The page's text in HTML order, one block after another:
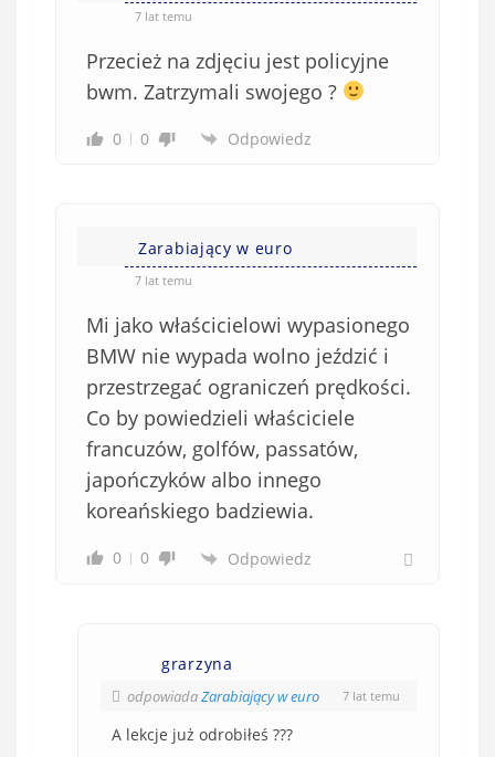
7 lat temu
Przecież na zdjęciu jest policyjne
bwm. Zatrzymali swojego ?
0 0 Odpowiedz
Zarabiający w euro
7 lat temu
Mi jako właścicielowi wypasionego
BMW nie wypada wolno jeździć i
przestrzegać ograniczeń prędkości.
Co by powiedzieli właściciele
francuzów, golfów, passatów,
japończyków albo innego
koreańskiego badziewia.
0 0 Odpowiedz
grarzyna
odpowiadaZarabiający w euro 7 lat temu
A lekcje już odrobiłeś ???